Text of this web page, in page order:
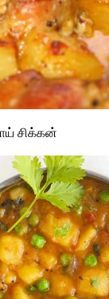
சிக்கன்